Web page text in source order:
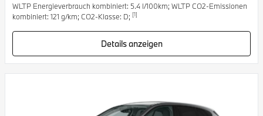
WLTP Energieverbrauch kombiniert: 5.4 l/100km; WLTP CO2-Emissionen
kombiniert: 121 g/km; CO2-Klasse: D; [1]
Details anzeigen